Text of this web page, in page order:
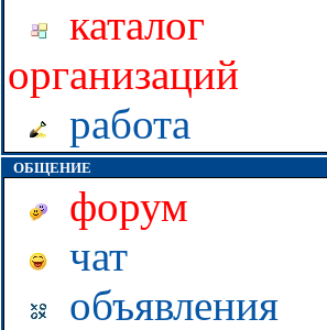
каталог
организаций
работа
ОБЩЕНИЕ
форум
чат
объявления